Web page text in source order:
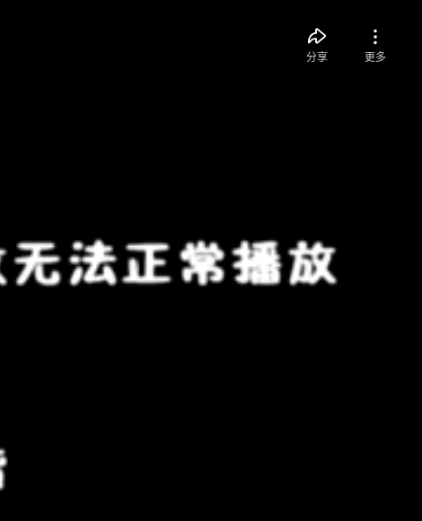
分享 更多